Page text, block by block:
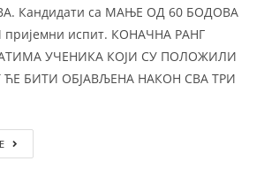
Кандидати са МАЊЕ ОД 60 БОДОВА
испит. КОНАЧНА РАНГ
УЧЕНИКА КОЈИ СУ ПОЛОЖИЛИ
БИТИ ОБЈАВЉЕНА НАКОН СВА ТРИ